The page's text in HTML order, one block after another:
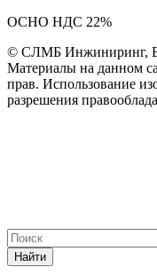
ОСНО НДС 22%
© СЛМБ Инжиниринг,
Материалы на данном
прав. Использование
разрешения
Найти